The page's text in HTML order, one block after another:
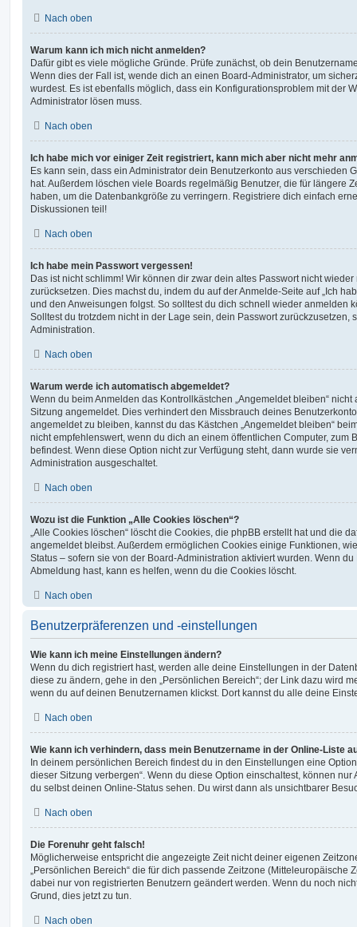
Nach oben
Warum kann ich mich nicht anmelden?
Dafür gibt es viele mögliche Gründe. Prüfe zunächst, ob dein
Wenn dies der Fall ist, wende dich an einen Board-Administrator, um
wurdest. Es ist ebenfalls möglich, dass ein Konfigurationsproblem mit der
Administrator lösen muss.
Nach oben
Ich habe mich vor einiger Zeit registriert, kann mich aber nicht mehr
Es kann sein, dass ein Administrator dein Benutzerkonto aus verschieden
hat. Außerdem löschen viele Boards regelmäßig Benutzer, die für längere
haben, um die Datenbankgröße zu verringern. Registriere dich einfach
Diskussionen teil!
Nach oben
Ich habe mein Passwort vergessen!
Das ist nicht schlimm! Wir können dir zwar dein altes Passwort nicht
zurücksetzen. Dies machst du, indem du auf der Anmelde-Seite auf „Ich
und den Anweisungen folgst. So solltest du dich schnell wieder anmelden
Solltest du trotzdem nicht in der Lage sein, dein Passwort zurückzusetzen,
Administration.
Nach oben
Warum werde ich automatisch abgemeldet?
Wenn du beim Anmelden das Kontrollkästchen „Angemeldet bleiben“
Sitzung angemeldet. Dies verhindert den Missbrauch deines
angemeldet zu bleiben, kannst du das Kästchen „Angemeldet bleiben“
nicht empfehlenswert, wenn du dich an einem öffentlichen Computer, zum
befindest. Wenn diese Option nicht zur Verfügung steht, dann wurde sie
Administration ausgeschaltet.
Nach oben
Wozu ist die Funktion „Alle Cookies löschen“?
„Alle Cookies löschen“ löscht die Cookies, die phpBB erstellt hat und die
angemeldet bleibst. Außerdem ermöglichen Cookies einige Funktionen,
Status – sofern sie von der Board-Administration aktiviert wurden. Wenn
Abmeldung hast, kann es helfen, wenn du die Cookies löscht.
Nach oben
Benutzerpräferenzen und -einstellungen
Wie kann ich meine Einstellungen ändern?
Wenn du dich registriert hast, werden alle deine Einstellungen in der
diese zu ändern, gehe in den „Persönlichen Bereich“; der Link dazu wird
wenn du auf deinen Benutzernamen klickst. Dort kannst du alle deine
Nach oben
Wie kann ich verhindern, dass mein Benutzername in der Online-Liste
In deinem persönlichen Bereich findest du in den Einstellungen eine
dieser Sitzung verbergen“. Wenn du diese Option einschaltest, können
du selbst deinen Online-Status sehen. Du wirst dann als unsichtbarer
Nach oben
Die Forenuhr geht falsch!
Möglicherweise entspricht die angezeigte Zeit nicht deiner eigenen
„Persönlichen Bereich“ die für dich passende Zeitzone (Mitteleuropäische
dabei nur von registrierten Benutzern geändert werden. Wenn du noch
Grund, dies jetzt zu tun.
Nach oben